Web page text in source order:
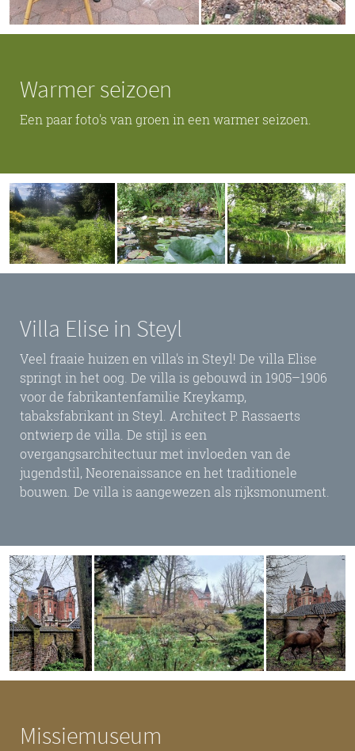
Warmer seizoen
Een paar foto's van groen in een warmer seizoen.
Villa Elise in Steyl
Veel fraaie huizen en villa's in Steyl! De villa Elise
springt in het oog. De villa is gebouwd in 1905–1906
voor de fabrikantenfamilie Kreykamp,
tabaksfabrikant in Steyl. Architect P. Rassaerts
ontwierp de villa. De stijl is een
overgangsarchitectuur met invloeden van de
jugendstil, Neorenaissance en het traditionele
bouwen. De villa is aangewezen als rijksmonument.
Missiemuseum